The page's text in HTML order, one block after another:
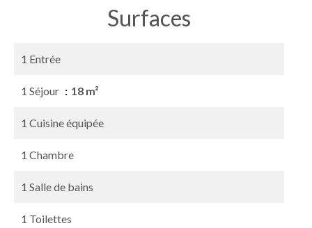
Surfaces
1 Entrée
1 Séjour 18 m²
1 Cuisine équipée
1 Chambre
1 Salle de bains
1 Toilettes